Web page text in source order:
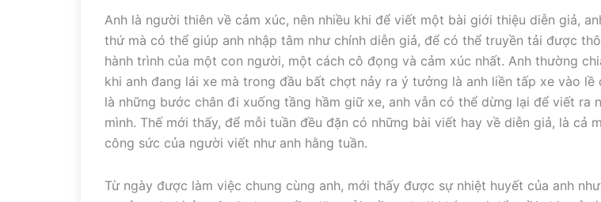
Anh là người thiên về cảm xúc, nên nhiều khi để viết một bài giới thiệu diễn giả,
thứ mà có thể giúp anh nhập tâm như chính diễn giả, để có thể truyền tải được
hành trình của một con người, một cách cô đọng và cảm xúc nhất. Anh thường
khi anh đang lái xe mà trong đầu bất chợt nảy ra ý tưởng là anh liền tấp xe vào lề
là những bước chân đi xuống tầng hầm giữ xe, anh vẫn có thể dừng lại để viết ra
mình. Thế mới thấy, để mỗi tuần đều đặn có những bài viết hay về diễn giả, là cả
công sức của người viết như anh hằng tuần.
Từ ngày được làm việc chung cùng anh, mới thấy được sự nhiệt huyết của anh